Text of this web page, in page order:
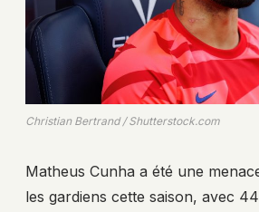
Christian Bertrand / Shutterstock.com
Matheus Cunha a été une
les gardiens cette saison, avec